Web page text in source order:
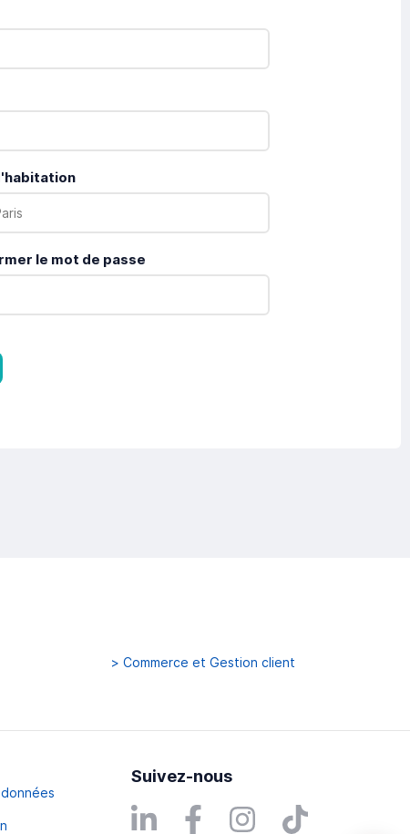
le mot de passe
> Commerce et Gestion client
Suivez-nous